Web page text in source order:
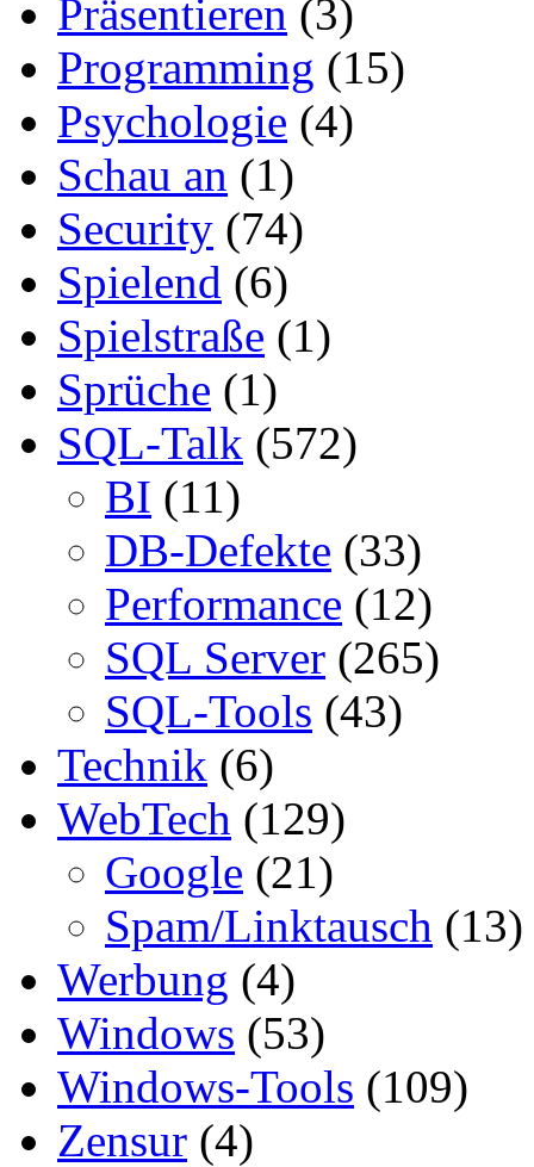
Präsentieren (3)
Programming (15)
Psychologie (4)
Schau an (1)
Security (74)
Spielend (6)
Spielstraße (1)
Sprüche (1)
SQL-Talk (572)
BI (11)
DB-Defekte (33)
Performance (12)
SQL Server (265)
SQL-Tools (43)
Technik (6)
WebTech (129)
Google (21)
Spam/Linktausch (13)
Werbung (4)
Windows (53)
Windows-Tools (109)
Zensur (4)